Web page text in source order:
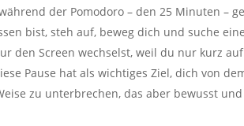
der Pomodoro – den 25 Minuten –
bist, steh auf, beweg dich und suche
den Screen wechselst, weil du nur kurz
Pause hat als wichtiges Ziel, dich von
zu unterbrechen, das aber bewusst